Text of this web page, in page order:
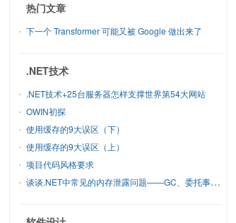
热门文章
下一个 Transformer 可能又被 Google 做出来了
.NET技术
.NET技术+25台服务器怎样支撑世界第54大网站
OWIN初探
使用缓存的9大误区（下）
使用缓存的9大误区（上）
项目代码风格要求
谈谈.NET中常见的内存泄露问题——GC、委托事件和弱引用